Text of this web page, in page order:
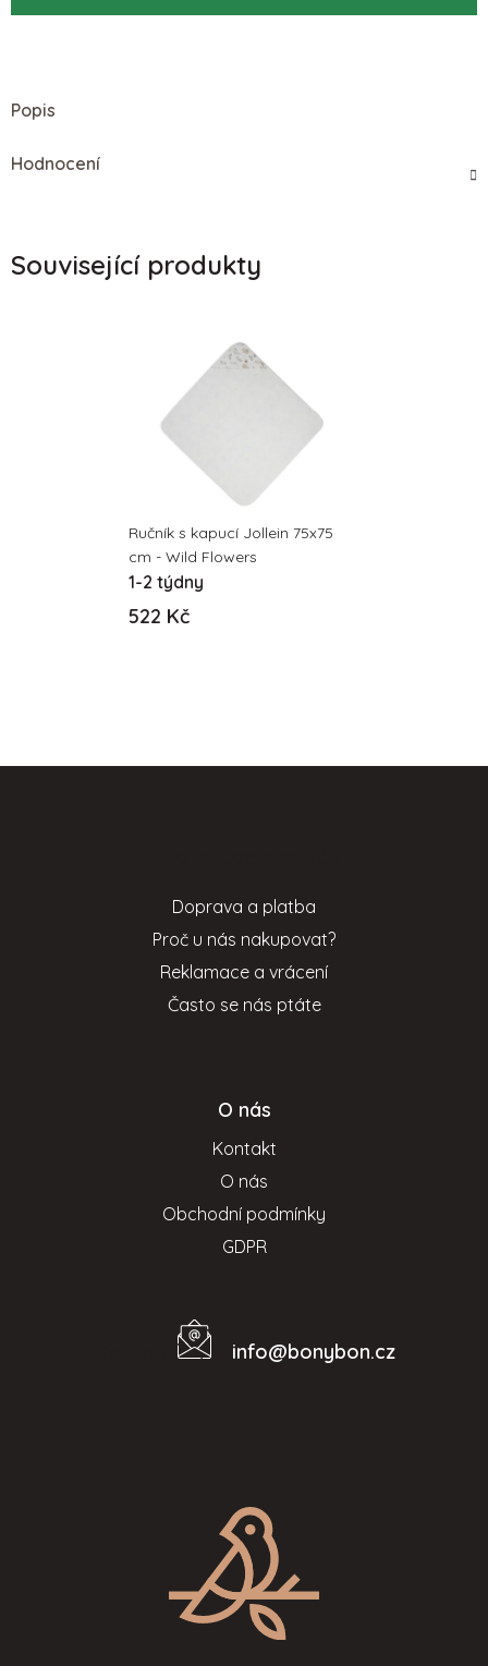
Popis
Hodnocení
Související produkty
Ručník s kapucí Jollein 75x75
cm - Wild Flowers
1-2 týdny
522 Kč
Doprava a platba
Proč u nás nakupovat?
Reklamace a vrácení
Často se nás ptáte
O nás
Kontakt
O nás
Obchodní podmínky
GDPR
info@bonybon.cz